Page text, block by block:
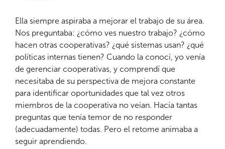
Ella siempre aspiraba a mejorar el trabajo de su área.
Nos preguntaba: ¿cómo ves nuestro trabajo? ¿cómo
hacen otras cooperativas? ¿qué sistemas usan? ¿qué
políticas internas tienen? Cuando la conocí, yo venía
de gerenciar cooperativas, y comprendí que
necesitaba de su perspectiva de mejora constante
para identificar oportunidades que tal vez otros
miembros de la cooperativa no veían. Hacía tantas
preguntas que tenía temor de no responder
(adecuadamente) todas. Pero el retome animaba a
seguir aprendiendo.